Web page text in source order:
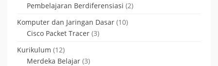
Pembelajaran Berdiferensiasi (2)
Komputer dan Jaringan Dasar (10)
Cisco Packet Tracer (3)
Kurikulum (12)
Merdeka Belajar (3)